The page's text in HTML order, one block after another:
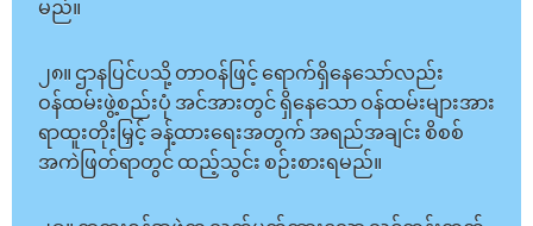
မည်။
၂၈။ ဌာနပြင်ပသို့ တာဝန်ဖြင့် ရောက်ရှိနေသော်လည်း
ဝန်ထမ်းဖွဲ့စည်းပုံ အင်အားတွင် ရှိနေသော ဝန်ထမ်းများအား
ရာထူးတိုးမြှင့် ခန့်ထားရေးအတွက် အရည်အချင်း စိစစ်
အကဲဖြတ်ရာတွင် ထည့်သွင်း စဉ်းစားရမည်။